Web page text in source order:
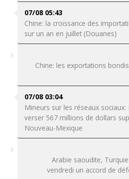
07/08 05:43
Chine: la croissance des
sur un an en juillet (Douanes)
Chine: les exportations
07/08 03:04
Mineurs sur les réseaux
verser 567 millions de dollars
Nouveau-Mexique
Arabie saoudite,
vendredi un accord de